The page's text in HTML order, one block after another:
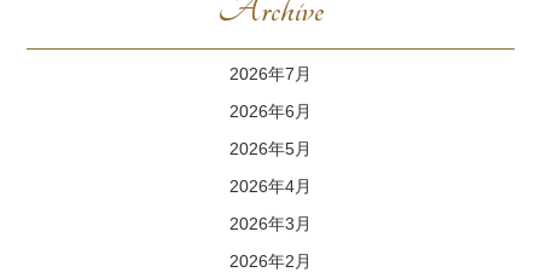
Archive
2026年7月
2026年6月
2026年5月
2026年4月
2026年3月
2026年2月